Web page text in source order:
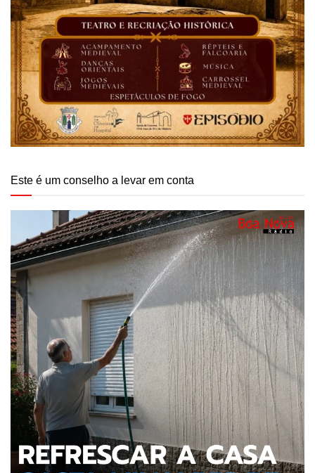
Este é um conselho a levar em conta